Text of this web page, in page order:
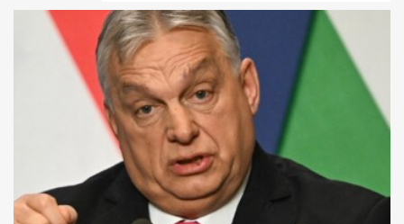
Brutális gyilkosság áldozata